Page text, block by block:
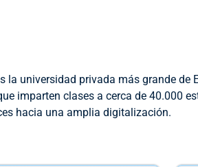
la universidad privada más grande
imparten clases a cerca de 40.000
hacia una amplia digitalización.